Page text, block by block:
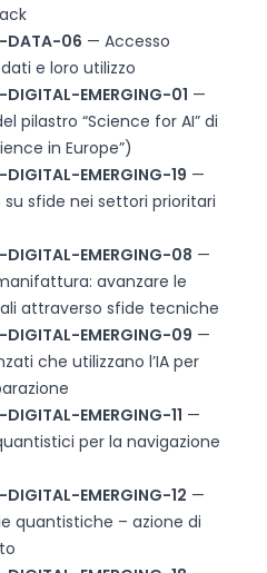
DATA-06 — Accesso
e loro utilizzo
EMERGING-01 —
pilastro “Science for AI” di
in Europe”)
EMERGING-19 —
su sfide nei settori prioritari
EMERGING-08 —
avanzare le
attraverso sfide tecniche
EMERGING-09 —
che utilizzano l’IA per
EMERGING-11 —
per la navigazione
EMERGING-12 —
quantistiche – azione di